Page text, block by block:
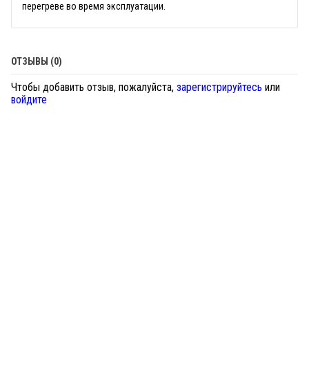
перегреве во время эксплуатации.
ОТЗЫВЫ (0)
Чтобы добавить отзыв, пожалуйста, зарегистрируйтесь или
войдите